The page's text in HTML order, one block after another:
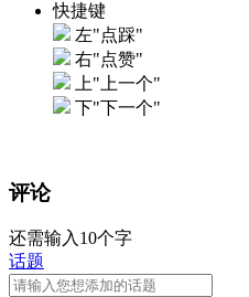
快捷键
左"点踩"
右"点赞"
上"上一个"
下"下一个"
评论
还需输入10个字
话题